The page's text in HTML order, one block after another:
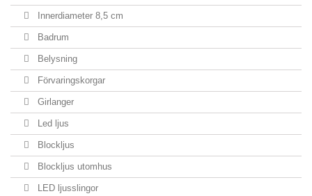
Innerdiameter 8,5 cm
Badrum
Belysning
Förvaringskorgar
Girlanger
Led ljus
Blockljus
Blockljus utomhus
LED ljusslingor